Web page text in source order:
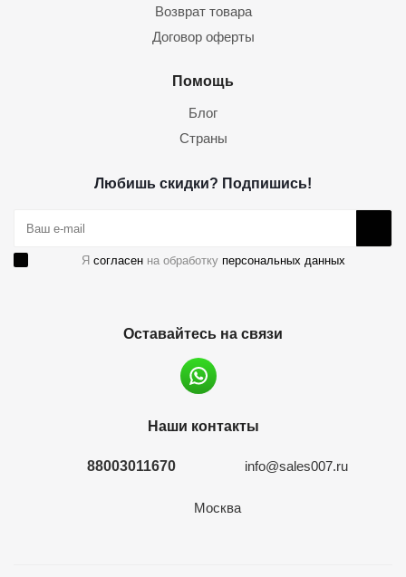
Возврат товара
Договор оферты
Помощь
Блог
Страны
Любишь скидки? Подпишись!
Я согласен на обработку персональных данных
Оставайтесь на связи
Наши контакты
88003011670 info@sales007.ru
Москва